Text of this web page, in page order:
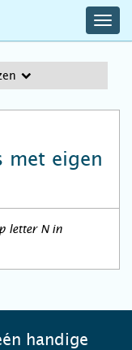
met eigen
letter N in
handige